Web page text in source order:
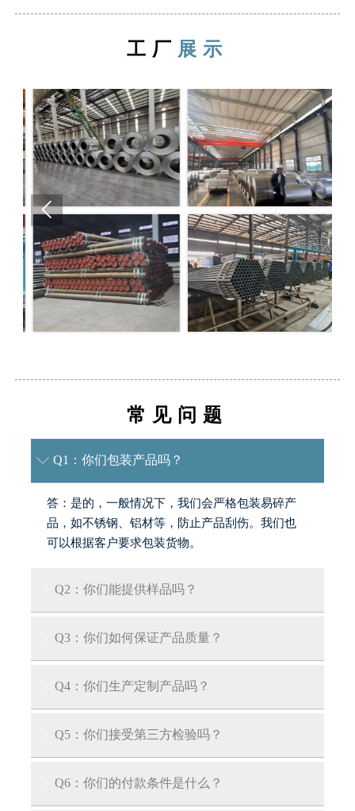
工厂 展示

常见问题
 Q1：你们包装产品吗？
答：是的，一般情况下，我们会严格包装易碎产
品，如不锈钢、铝材等，防止产品刮伤。我们也
可以根据客户要求包装货物。
Q2：你们能提供样品吗？
答：是的，我们可以提供免费样品，但客户需承
Q3：你们如何保证产品质量？
答：我们的工厂拥有专业认证，每件产品均按国
Q4：你们生产定制产品吗？
答：是的，我们拥有多年产品定制经验，可根据
Q5：你们接受第三方检验吗？
答：我们接受第三方检验：SGS、V-trust、TUV、
Q6：你们的付款条件是什么？